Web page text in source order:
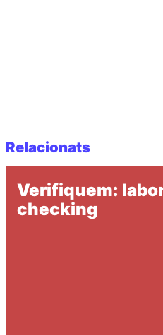
Relacionats
Verifiquem:
checking